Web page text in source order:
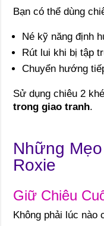
Bạn có thể dùng
Né kỹ năng định
Rút lui khi bị tập
Chuyển hướng
Sử dụng chiêu 2
trong giao tranh.
Những
Roxie
Giữ Chiêu
Không phải lúc nào